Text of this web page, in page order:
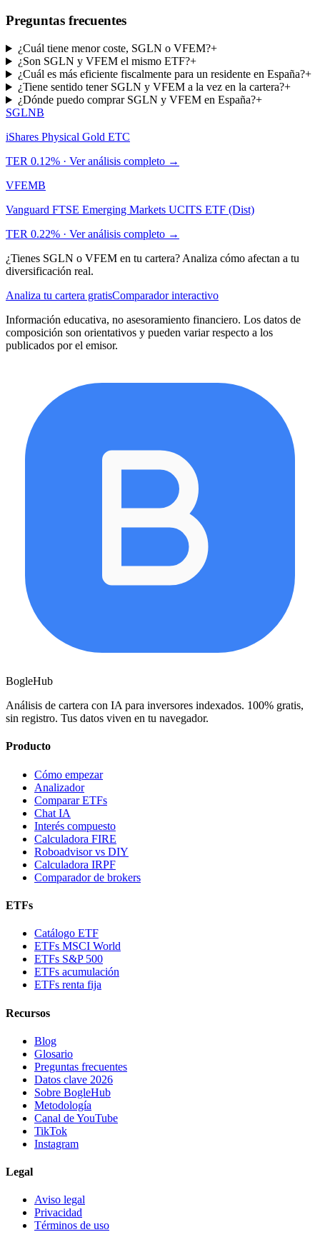
Preguntas frecuentes
¿Cuál tiene menor coste, SGLN o VFEM?+
¿Son SGLN y VFEM el mismo ETF?+
¿Cuál es más eficiente fiscalmente para un residente en España?+
¿Tiene sentido tener SGLN y VFEM a la vez en la cartera?+
¿Dónde puedo comprar SGLN y VFEM en España?+
SGLNB
iShares Physical Gold ETC
TER 0.12% · Ver análisis completo →
VFEMB
Vanguard FTSE Emerging Markets UCITS ETF (Dist)
TER 0.22% · Ver análisis completo →
¿Tienes SGLN o VFEM en tu cartera? Analiza cómo afectan a tu
diversificación real.
Analiza tu cartera gratisComparador interactivo
Información educativa, no asesoramiento financiero. Los datos de
composición son orientativos y pueden variar respecto a los
publicados por el emisor.
BogleHub
Análisis de cartera con IA para inversores indexados. 100% gratis,
sin registro. Tus datos viven en tu navegador.
Producto
Cómo empezar
Analizador
Comparar ETFs
Chat IA
Interés compuesto
Calculadora FIRE
Roboadvisor vs DIY
Calculadora IRPF
Comparador de brokers
ETFs
Catálogo ETF
ETFs MSCI World
ETFs S&P 500
ETFs acumulación
ETFs renta fija
Recursos
Blog
Glosario
Preguntas frecuentes
Datos clave 2026
Sobre BogleHub
Metodología
Canal de YouTube
TikTok
Instagram
Legal
Aviso legal
Privacidad
Términos de uso